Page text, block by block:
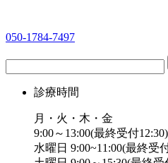
050-1784-7497
診療時間
月・火・木・金
9:00～13:00(最終受付
水曜日 9:00~11:00(最終受